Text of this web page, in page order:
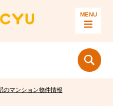
のマンション物件情報